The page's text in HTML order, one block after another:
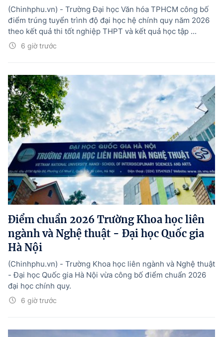
6 giờ trước
(Chinhphu.vn) - Trường Đại học Văn hóa TPHCM công bố
điểm trúng tuyển trình độ đại học hệ chính quy năm 2026
theo kết quả thi tốt nghiệp THPT và kết quả học tập ...
Điểm chuẩn 2026 Trường Khoa học liên
ngành và Nghệ thuật - Đại học Quốc gia
Hà Nội
6 giờ trước
(Chinhphu.vn) - Trường Khoa học liên ngành và Nghệ thuật
- Đại học Quốc gia Hà Nội vừa công bố điểm chuẩn 2026
đại học chính quy.